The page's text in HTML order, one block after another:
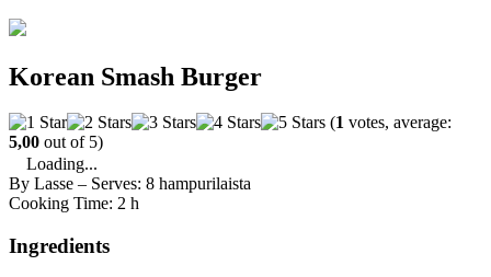
Korean Smash Burger
(1 votes, average:
5,00 out of 5)
Loading...
By Lasse – Serves: 8 hampurilaista
Cooking Time: 2 h
Ingredients